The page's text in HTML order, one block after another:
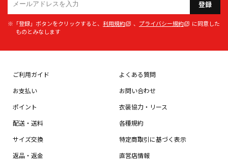
登録
※「登録」ボタンをクリックすると、 利用規約 、 プライバシー規約
に同意した
ものとみなします
ご利用ガイド
お支払い
ポイント
配送・送料
サイズ交換
返品・返金
よくある質問
お問い合わせ
衣装協力・リース
各種規約
特定商取引に基づく表示
直営店情報